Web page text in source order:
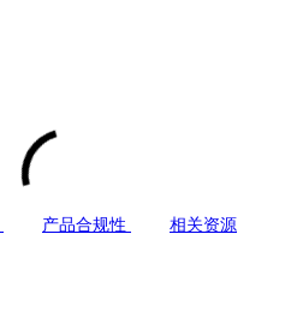
产品合规性
相关资源